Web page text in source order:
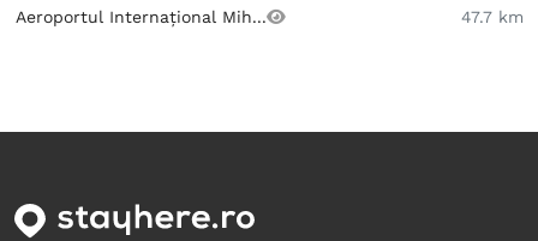
Aeroportul Internațional Mih... 47.7 km